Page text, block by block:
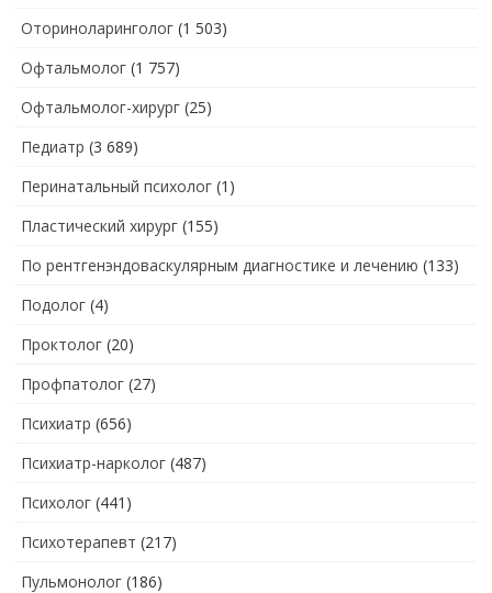
Оториноларинголог (1 503)
Офтальмолог (1 757)
Офтальмолог-хирург (25)
Педиатр (3 689)
Перинатальный психолог (1)
Пластический хирург (155)
По рентгенэндоваскулярным диагностике и лечению (133)
Подолог (4)
Проктолог (20)
Профпатолог (27)
Психиатр (656)
Психиатр-нарколог (487)
Психолог (441)
Психотерапевт (217)
Пульмонолог (186)